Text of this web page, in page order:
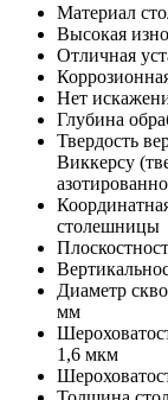
Материал
Высокая
Отличная
Нет
Глубина
Твердость
Виккерсу
столешницы
Диаметр
мм
1,6 мкм